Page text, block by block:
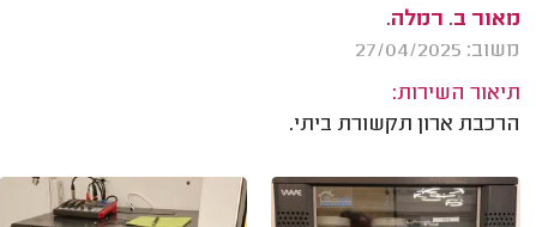
מאור ב. רמלה.
משוב: 27/04/2025
תיאור השירות:
הרכבת ארון תקשורת ביתי.